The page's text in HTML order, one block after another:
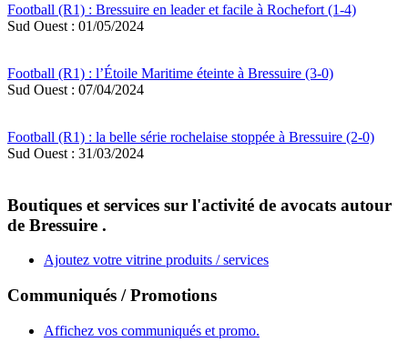
Football (R1) : Bressuire en leader et facile à Rochefort (1-4)
Sud Ouest : 01/05/2024
Football (R1) : l’Étoile Maritime éteinte à Bressuire (3-0)
Sud Ouest : 07/04/2024
Football (R1) : la belle série rochelaise stoppée à Bressuire (2-0)
Sud Ouest : 31/03/2024
Boutiques et services sur l'activité de avocats autour
de Bressuire .
Ajoutez votre vitrine produits / services
Communiqués / Promotions
Affichez vos communiqués et promo.